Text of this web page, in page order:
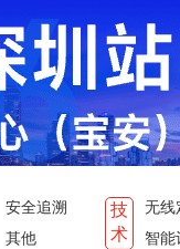
安全追溯
其他
技
术
无线
智能